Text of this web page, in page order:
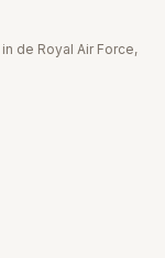
de Royal Air Force,